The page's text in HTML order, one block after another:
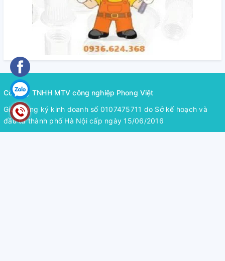
Công ty TNHH MTV công nghiệp Phong Việt
Giấy đăng ký kinh doanh số 0107475711 do Sở kế hoạch và
đầu tư thành phố Hà Nội cấp ngày 15/06/2016